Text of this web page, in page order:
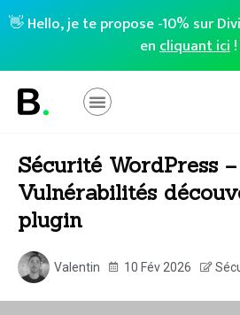
👋 Hello, je te propose -10% sur
encliquant ici
Sécurité WordPress –
Vulnérabilités
plugin
Valentin 10 Fév 2026